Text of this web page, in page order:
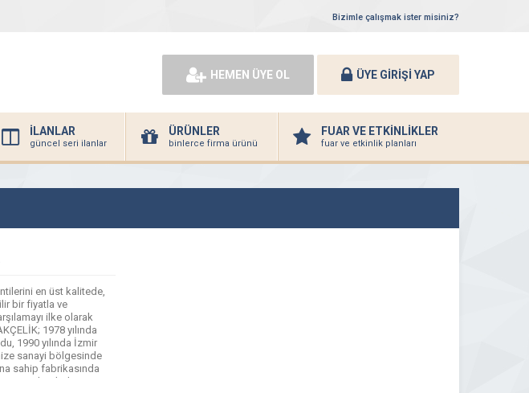
Bizimle çalışmak ister misiniz?
HEMEN ÜYE OL ÜYE GİRİŞİ YAP
İLANLAR
güncel seri ilanlar
ÜRÜNLER
binlerce firma ürünü
FUAR VE ETKİNLİKLER
fuar ve etkinlik planları
en üst kalitede,
bir fiyatla ve
ilke olarak
1978 yılında
1990 yılında İzmir
sanayi bölgesinde
sahip fabrikasında
başladı. 2002